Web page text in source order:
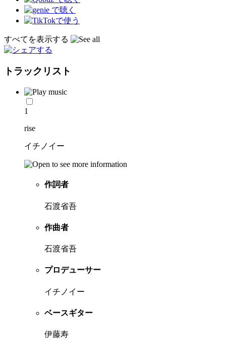
すべてを表示する
トラックリスト
1
rise
イチノイー
作詞者
石渡省吾
作曲者
石渡省吾
プロデューサー
イチノイー
ベースギター
伊藤寿